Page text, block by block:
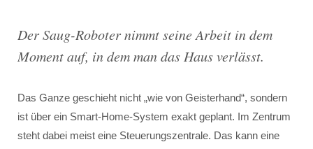
Der Saug-Roboter nimmt seine Arbeit in dem
Moment auf, in dem man das Haus verlässt.
Das Ganze geschieht nicht „wie von Geisterhand“, sondern
ist über ein Smart-Home-System exakt geplant. Im Zentrum
steht dabei meist eine Steuerungszentrale. Das kann eine